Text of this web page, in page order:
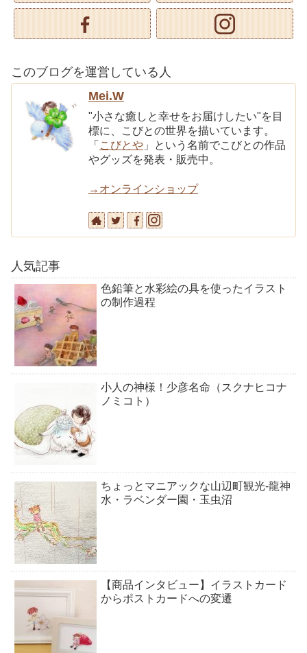
このブログを運営している人
Mei.W
"小さな癒しと幸せをお届けしたい"を目
標に、こびとの世界を描いています。
「こびとや 」という名前でこびとの作品
やグッズを発表・販売中。
→オンラインショップ
人気記事
色鉛筆と水彩絵の具を使ったイラスト
の制作過程
小人の神様！少彦名命（スクナヒコナ
ノミコト）
ちょっとマニアックな山辺町観光-龍神
水・ラベンダー園・玉虫沼
【商品インタビュー】イラストカード
からポストカードへの変遷